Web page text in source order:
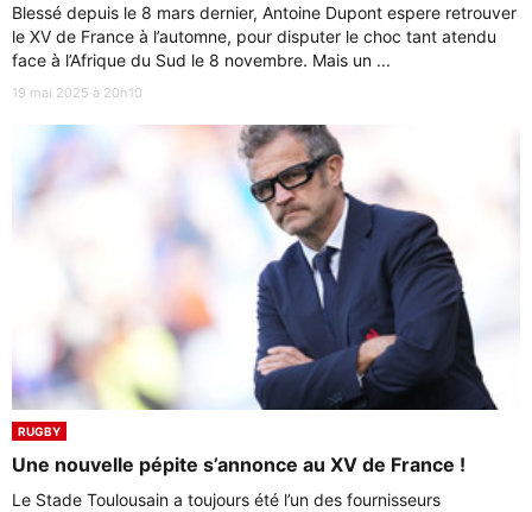
Blessé depuis le 8 mars dernier, Antoine Dupont espere retrouver
le XV de France à l’automne, pour disputer le choc tant atendu
face à l’Afrique du Sud le 8 novembre. Mais un ...
19 mai 2025 à 20h10
RUGBY
Une nouvelle pépite s’annonce au XV de France !
Le Stade Toulousain a toujours été l’un des fournisseurs